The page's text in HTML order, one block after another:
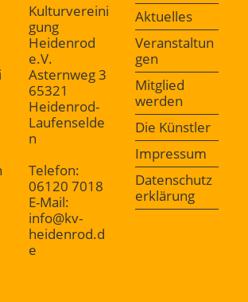
Kulturvereini
gung
Heidenrod
e.V.
Asternweg 3
65321
Heidenrod-
Laufenselde
n
Telefon:
06120 7018
E-Mail:
info@kv-
heidenrod.d
e
Aktuelles
Veranstaltun
gen
Mitglied
werden
Die Künstler
Impressum
Datenschutz
erklärung